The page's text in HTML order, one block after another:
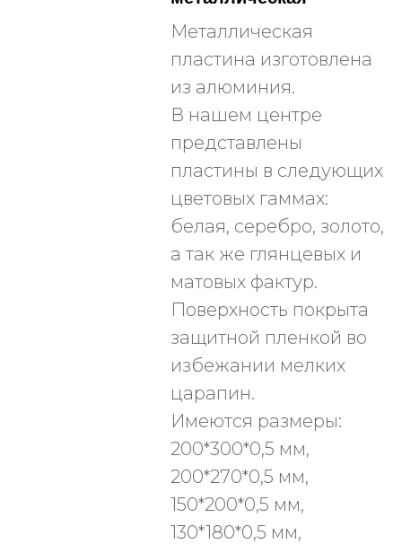
Металлическая
пластина изготовлена
из алюминия.
В нашем центре
представлены
пластины в следующих
цветовых гаммах:
белая, серебро, золото,
а так же глянцевых и
матовых фактур.
Поверхность покрыта
защитной пленкой во
избежании мелких
царапин.
Имеются размеры:
200*300*0,5 мм,
200*270*0,5 мм,
150*200*0,5 мм,
130*180*0,5 мм,